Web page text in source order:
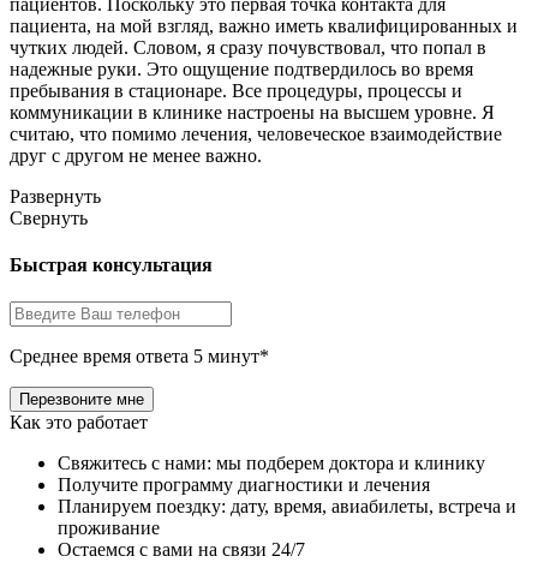
пациентов. Поскольку это первая точка контакта для
пациента, на мой взгляд, важно иметь квалифицированных и
чутких людей. Словом, я сразу почувствовал, что попал в
надежные руки. Это ощущение подтвердилось во время
пребывания в стационаре. Все процедуры, процессы и
коммуникации в клинике настроены на высшем уровне. Я
считаю, что помимо лечения, человеческое взаимодействие
друг с другом не менее важно.
Развернуть
Свернуть
Быстрая консультация
Среднее время ответа 5 минут*
Как это работает
Свяжитесь с нами: мы подберем доктора и клинику
Получите программу диагностики и лечения
Планируем поездку: дату, время, авиабилеты, встреча и
проживание
Остаемся с вами на связи 24/7